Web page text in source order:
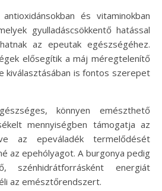
és vitaminokban
gyulladáscsökkentő hatással
az epeutak egészségéhez.
elősegítik a máj méregtelenítő
kiválasztásában is fontos szerepet
könnyen emészthető
mennyiségben támogatja az
az epeváladék termelődését
az epehólyagot. A burgonya pedig
szénhidrátforrásként energiát
az emésztőrendszert.